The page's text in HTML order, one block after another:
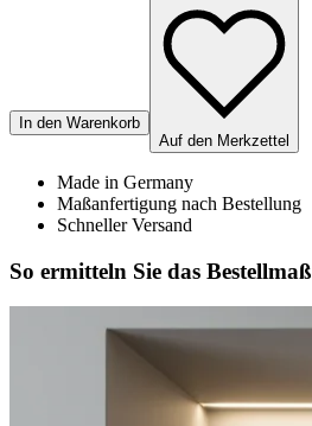
In den Warenkorb
Auf den Merkzettel
Made in Germany
Maßanfertigung nach Bestellung
Schneller Versand
So ermitteln Sie das Bestellmaß